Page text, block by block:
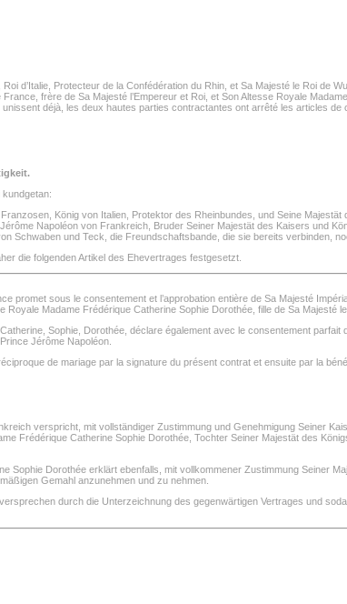
d’Italie, Protecteur de la Confédération du Rhin, et Sa Majesté le Roi
frère de Sa Majesté l’Empereur et Roi, et Son Altesse Royale
unissent déjà, les deux hautes parties contractantes ont arrêté les articles de
König von Italien, Protektor des Rheinbundes, und Seine
Napoléon von Frankreich, Bruder Seiner Majestät des Kaisers und
Schwaben und Teck, die Freundschaftsbande, die sie bereits verbinden,
die folgenden Artikel des Ehevertrages festgesetzt.
promet sous le consentement et l’approbation entière de Sa Majesté
Madame Frédérique Catherine Sophie Dorothée, fille de Sa Majesté
Sophie, Dorothée, déclare également avec le consentement
Jérôme Napoléon.
de mariage par la signature du présent contrat et ensuite par la
verspricht, mit vollständiger Zustimmung und Genehmigung Seiner
Frédérique Catherine Sophie Dorothée, Tochter Seiner Majestät des
Sophie Dorothée erklärt ebenfalls, mit vollkommener Zustimmung Seiner
Gemahl anzunehmen und zu nehmen.
durch die Unterzeichnung des gegenwärtigen Vertrages und